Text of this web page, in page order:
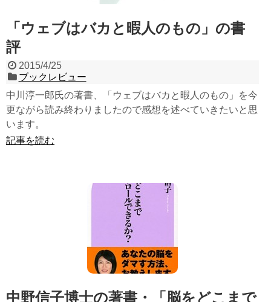
「ウェブはバカと暇人のもの」の書
評
2015/4/25
ブックレビュー
中川淳一郎氏の著書、「ウェブはバカと暇人のもの」を今
更ながら読み終わりましたので感想を述べていきたいと思
います。
記事を読む
中野信子博士の著書・「脳をどこまで